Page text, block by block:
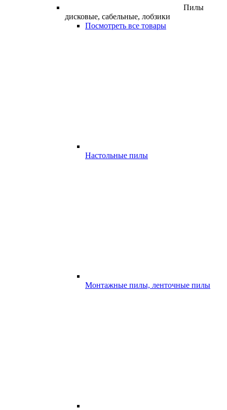
Пилы
дисковые, сабельные, лобзики
Посмотреть все товары
Настольные пилы
Монтажные пилы, ленточные пилы